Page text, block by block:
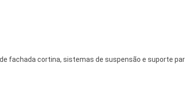
fachada cortina, sistemas de suspensão e suporte